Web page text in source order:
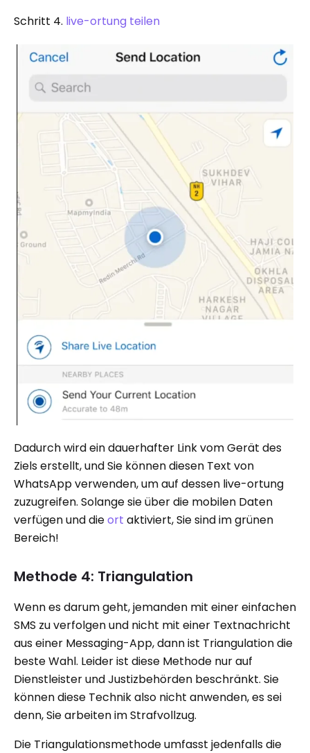
Schritt 4. live-ortung teilen
Dadurch wird ein dauerhafter Link vom Gerät des
Ziels erstellt, und Sie können diesen Text von
WhatsApp verwenden, um auf dessen live-ortung
zuzugreifen. Solange sie über die mobilen Daten
verfügen und dieort aktiviert, Sie sind im grünen
Bereich!
Methode 4: Triangulation
Wenn es darum geht, jemanden mit einer einfachen
SMS zu verfolgen und nicht mit einer Textnachricht
aus einer Messaging-App, dann ist Triangulation die
beste Wahl. Leider ist diese Methode nur auf
Dienstleister und Justizbehörden beschränkt. Sie
können diese Technik also nicht anwenden, es sei
denn, Sie arbeiten im Strafvollzug.
Die Triangulationsmethode umfasst jedenfalls die